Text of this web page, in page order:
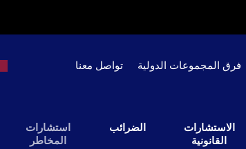
فرق المجموعات الدولية تواصل معنا
الاستشارات
القانونية
الضرائب
استشارات
المخاطر